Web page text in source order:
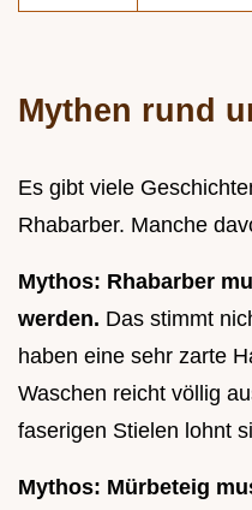
Mythen rund
Es gibt viele
Rhabarber. Manche
Mythos: Rhabarber
werden. Das stimmt
haben eine sehr zarte
Waschen reicht völlig
faserigen Stielen lohnt
Mythos: Mürbeteig